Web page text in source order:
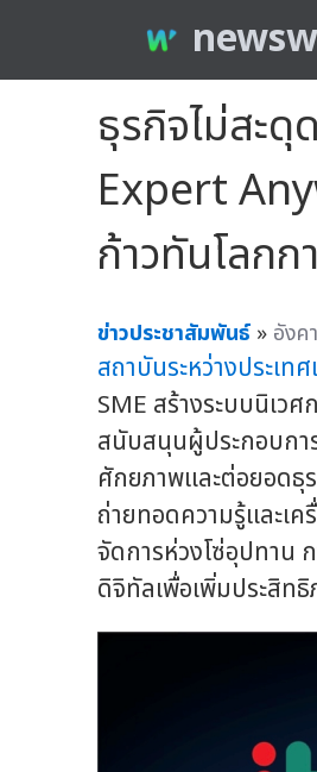
ธุรกิจไม่สะ
Expert
ก้าวทันโลก
ข่าวประชาสัมพันธ์ » อังค
สถาบันระหว่างประเท
SME สร้างระบบนิเ
สนับสนุนผู้ประกอบกา
ศักยภาพและต่อยอดธุ
ถ่ายทอดความรู้และเค
จัดการห่วงโซ่อุปทาน
ดิจิทัลเพื่อเพิ่มประสิท